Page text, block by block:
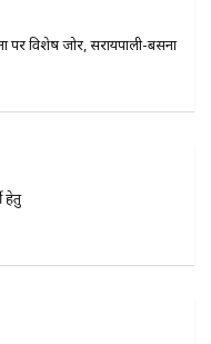
पर विशेष जोर, सरायपाली-बसना
हेतु